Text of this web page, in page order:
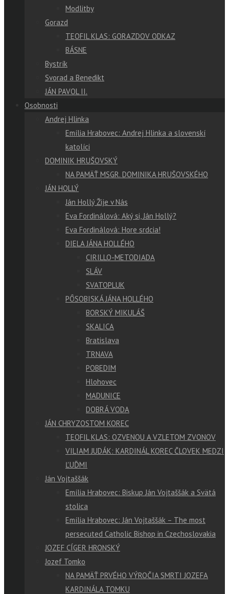
Modlitby
Gorazd
TEOFIL KLAS: GORAZDOV ODKAZ
BÁSNE
Bystrík
Svorad a Benedikt
JÁN PAVOL II.
Osobnosti
Andrej Hlinka
Emília Hrabovec: Andrej Hlinka a slovenskí
katolíci
DOMINIK HRUŠOVSKÝ
NA PAMÄŤ MSGR. DOMINIKA HRUŠOVSKÉHO
JÁN HOLLÝ
Ján Hollý Žije v Nás
Eva Fordinálová: Aký si, Ján Hollý?
Eva Fordinálová: Hore srdcia!
DIELA JÁNA HOLLÉHO
CIRILLO-METODIADA
SLÁV
SVATOPLUK
PÔSOBISKÁ JÁNA HOLLÉHO
BORSKÝ MIKULÁŠ
SKALICA
Bratislava
TRNAVA
POBEDIM
Hlohovec
MADUNICE
DOBRÁ VODA
JÁN CHRYZOSTOM KOREC
TEOFIL KLAS: OZVENOU A VZLETOM ZVONOV
VILIAM JUDÁK: KARDINÁL KOREC ČLOVEK MEDZI
ĽUĎMI
Ján Vojtaššák
Emília Hrabovec: Biskup Ján Vojtaššák a Svätá
stolica
Emília Hrabovec: Ján Vojtaššák – The most
persecuted Catholic Bishop in Czechoslovakia
JOZEF CÍGER HRONSKÝ
Jozef Tomko
NA PAMÄŤ PRVÉHO VÝROČIA SMRTI JOZEFA
KARDINÁLA TOMKU